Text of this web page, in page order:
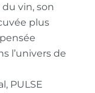
vin, son
plus
l’univers de
PULSE